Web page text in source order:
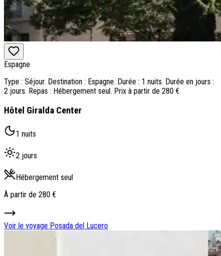
Espagne
Type : Séjour. Destination : Espagne. Durée : 1 nuits. Durée en jours :
2 jours. Repas : Hébergement seul. Prix à partir de 280 €
Hôtel Giralda Center
1 nuits
2 jours
Hébergement seul
À partir de 280 €
Voir le voyage Posada del Lucero